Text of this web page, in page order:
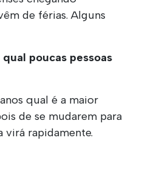
de férias. Alguns
poucas pessoas
qual é a maior
de se mudarem para
virá rapidamente.